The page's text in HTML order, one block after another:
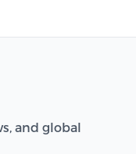
and global